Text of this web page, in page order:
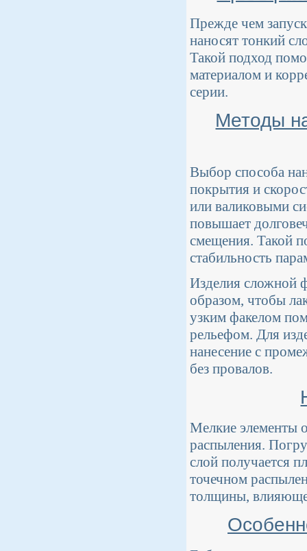
Прежде чем
наносят тонкий
Такой подход
материалом и
серии.
Методы
Выбор способа
покрытия и
или валиковыми
повышает
смещения. Такой
стабильность
Изделия сложной
образом, чтобы
узким факелом
рельефом. Для
нанесение с
без провалов.
Мелкие элементы
распыления.
слой получается
точечном
толщины,